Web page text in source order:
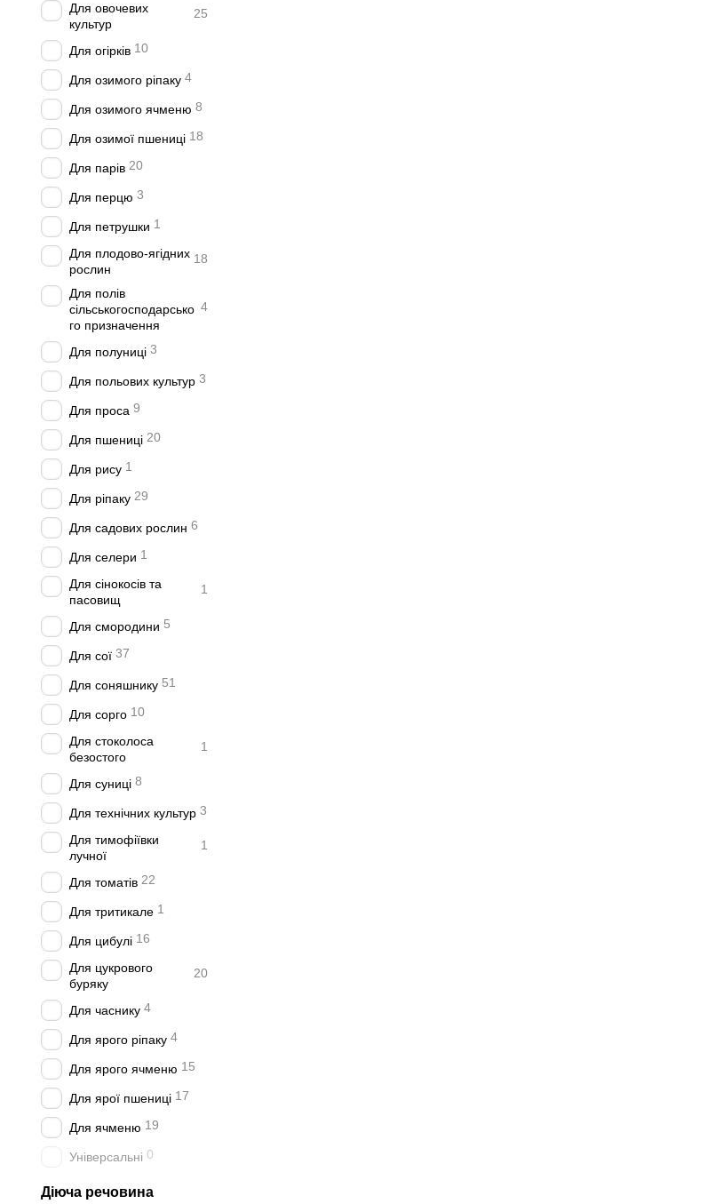
Для овочевих
культур
25
Для огірків 10
Для озимого ріпаку 4
Для озимого ячменю 8
Для озимої пшениці 18
Для парів 20
Для перцю 3
Для петрушки 1
Для плодово-ягідних
рослин
18
Для полів
сільськогосподарсько
го призначення
4
Для полуниці 3
Для польових культур 3
Для проса 9
Для пшениці 20
Для рису 1
Для ріпаку 29
Для садових рослин 6
Для селери 1
Для сінокосів та
пасовищ
1
Для смородини 5
Для сої 37
Для соняшнику 51
Для сорго 10
Для стоколоса
безостого
1
Для суниці 8
Для технічних культур 3
Для тимофіївки
лучної
1
Для томатів 22
Для тритикале 1
Для цибулі 16
Для цукрового
буряку
20
Для часнику 4
Для ярого ріпаку 4
Для ярого ячменю 15
Для ярої пшениці 17
Для ячменю 19
Універсальні 0
Діюча речовина